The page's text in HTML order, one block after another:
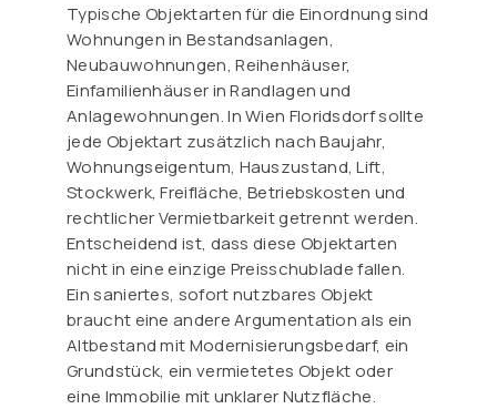
Typische Objektarten für die Einordnung sind
Wohnungen in Bestandsanlagen,
Neubauwohnungen, Reihenhäuser,
Einfamilienhäuser in Randlagen und
Anlagewohnungen. In Wien Floridsdorf sollte
jede Objektart zusätzlich nach Baujahr,
Wohnungseigentum, Hauszustand, Lift,
Stockwerk, Freifläche, Betriebskosten und
rechtlicher Vermietbarkeit getrennt werden.
Entscheidend ist, dass diese Objektarten
nicht in eine einzige Preisschublade fallen.
Ein saniertes, sofort nutzbares Objekt
braucht eine andere Argumentation als ein
Altbestand mit Modernisierungsbedarf, ein
Grundstück, ein vermietetes Objekt oder
eine Immobilie mit unklarer Nutzfläche.